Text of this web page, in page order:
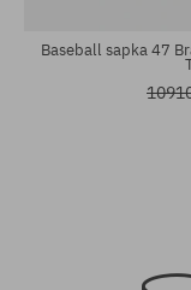
Baseball sapka 47